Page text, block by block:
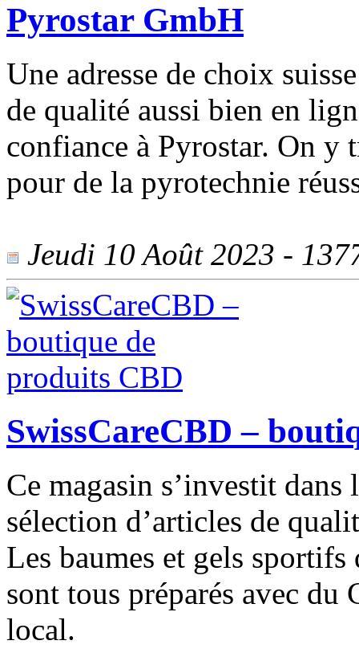
Pyrostar GmbH
Une adresse de choix
de qualité aussi bien en
confiance à Pyrostar. On y
pour de la pyrotechnie
Jeudi 10 Août 2023 -
SwissCareCBD –
Ce magasin s’investit
sélection d’articles de
Les baumes et gels sportifs
sont tous préparés avec
local.